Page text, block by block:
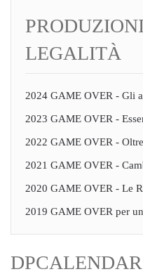
LEGALITÀ
2024 GAME OVER - Gli
2023 GAME OVER -
2022 GAME OVER -
2021 GAME OVER -
2020 GAME OVER - Le
2019 GAME OVER per